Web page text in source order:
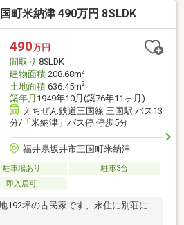
町米納津 490万円 8SLDK
490万円
間取り 8SLDK
建物面積208.68m2
土地面積636.45m2
築年月 1949年10月(築76年11ヶ月)
えちぜん鉄道三国線 三国駅 バス13
分/「米納津」バス停 停歩5分
福井県坂井市三国町米納津
駐車場あり
駐車3台
即入居可
192坪の古民家です、永住に別荘に